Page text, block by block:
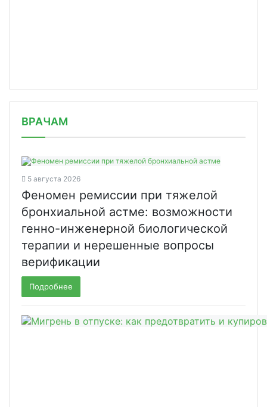
ВРАЧАМ
5 августа 2026
Феномен ремиссии при тяжелой
бронхиальной астме: возможности
генно-инженерной биологической
терапии и нерешенные вопросы
верификации
Подробнее